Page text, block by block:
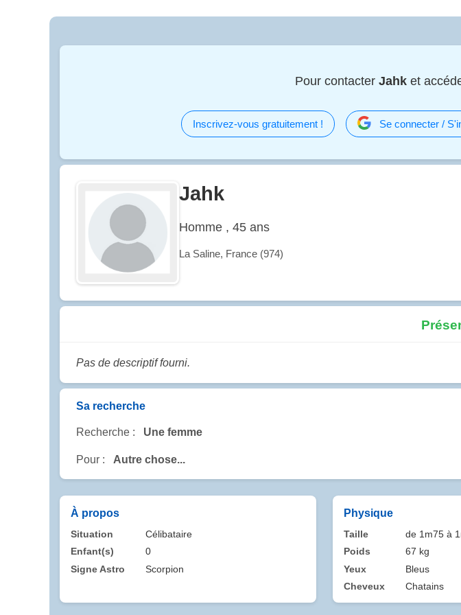
Pour contacter Jahk et
Inscrivez-vous gratuitement ! Se connecter /
Jahk
Homme , 45 ans
La Saline, France (974)
Pas de descriptif fourni.
Sa recherche
Recherche : Une femme
Pour : Autre chose...
À propos
Situation
Célibataire
Enfant(s)
0
Signe Astro
Scorpion
Physique
Taille
de 1m75 à
Poids
67 kg
Yeux
Bleus
Cheveux
Chatains